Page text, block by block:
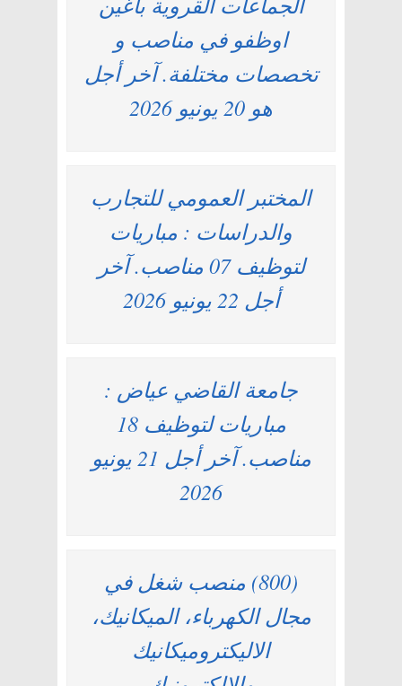
اوظفو في مناصب و
تخصصات مختلفة. آخر أجل
هو 20 يونيو 2026
المختبر العمومي للتجارب
والدراسات : مباريات
لتوظيف 07 مناصب. آخر
أجل 22 يونيو 2026
جامعة القاضي عياض :
مباريات لتوظيف 18
مناصب. آخر أجل 21 يونيو
2026
(800) منصب شغل في
مجال الكهرباء، الميكانيك،
الاليكتروميكانيك